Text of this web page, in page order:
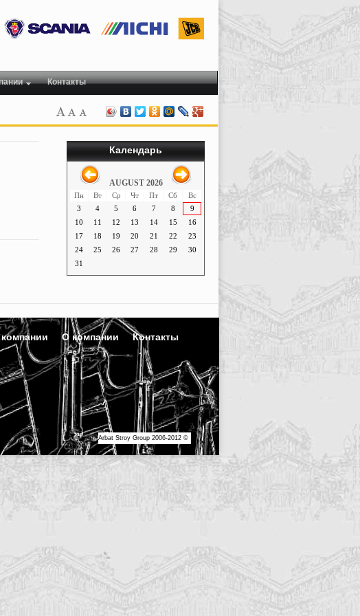
Контакты
Календарь
AUGUST 2026
Пн Вт Ср Чт Пт Сб
Вс
3
4 5 6 7 8
9
10
11 12 13 14 15
16
17
18 19 20 21 22
23
24
25 26 27 28 29
30
31
О компании Контакты
Arbat Stroy Group 2006-2012 ©